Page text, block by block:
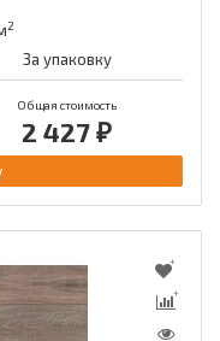
2
За упаковку
Общая стоимость
2 427 ₽